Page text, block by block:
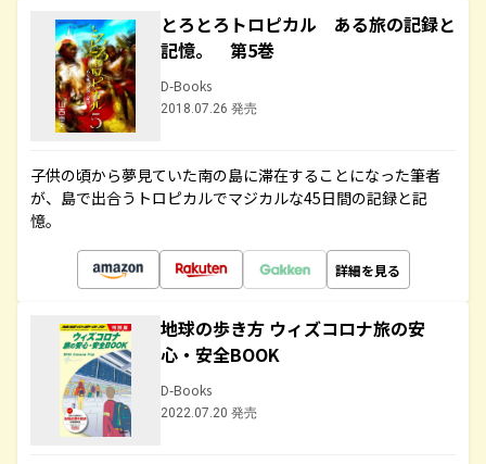
とろとろトロピカル ある旅の記録と
記憶。 第5巻
D-Books
2018.07.26 発売
子供の頃から夢見ていた南の島に滞在することになった筆者
が、島で出合うトロピカルでマジカルな45日間の記録と記
憶。
詳細を見る
地球の歩き方 ウィズコロナ旅の安
心・安全BOOK
D-Books
2022.07.20 発売